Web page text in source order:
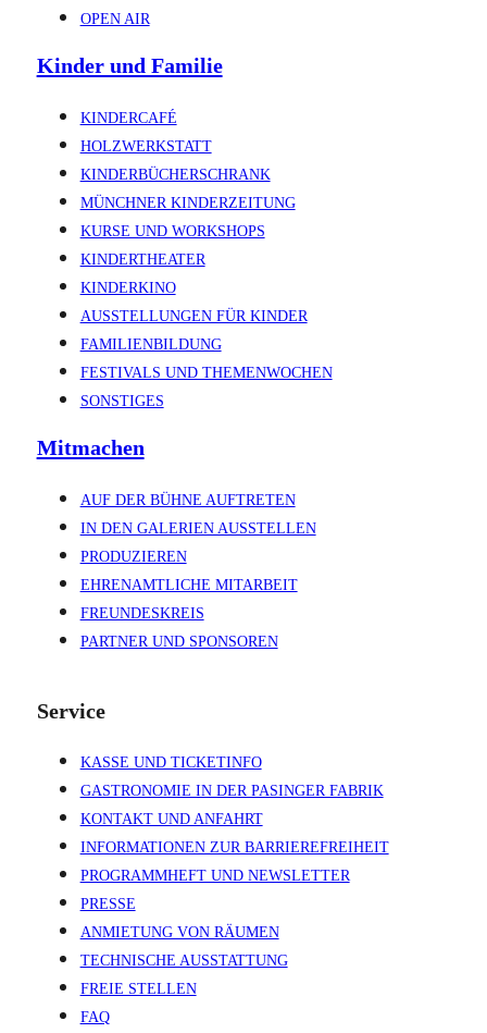
OPEN AIR
Kinder und Familie
KINDERCAFÉ
HOLZWERKSTATT
KINDERBÜCHERSCHRANK
MÜNCHNER KINDERZEITUNG
KURSE UND WORKSHOPS
KINDERTHEATER
KINDERKINO
AUSSTELLUNGEN FÜR KINDER
FAMILIENBILDUNG
FESTIVALS UND THEMENWOCHEN
SONSTIGES
Mitmachen
AUF DER BÜHNE AUFTRETEN
IN DEN GALERIEN AUSSTELLEN
PRODUZIEREN
EHRENAMTLICHE MITARBEIT
FREUNDESKREIS
PARTNER UND SPONSOREN
Service
KASSE UND TICKETINFO
GASTRONOMIE IN DER PASINGER FABRIK
KONTAKT UND ANFAHRT
INFORMATIONEN ZUR BARRIEREFREIHEIT
PROGRAMMHEFT UND NEWSLETTER
PRESSE
ANMIETUNG VON RÄUMEN
TECHNISCHE AUSSTATTUNG
FREIE STELLEN
FAQ